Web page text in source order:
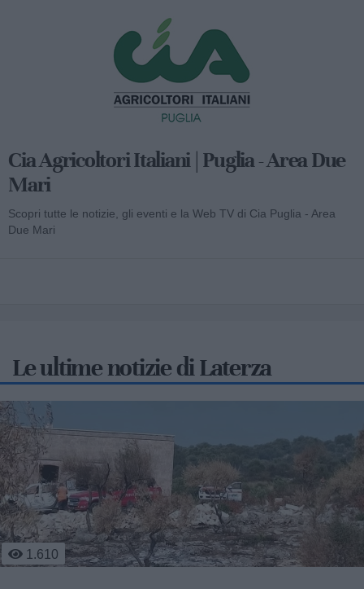
Cia Agricoltori Italiani | Puglia - Area Due
Mari
Scopri tutte le notizie, gli eventi e la Web TV di Cia Puglia - Area
Due Mari
Le ultime notizie di Laterza
450